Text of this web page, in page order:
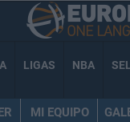
LIGAS NBA
MI EQUIPO